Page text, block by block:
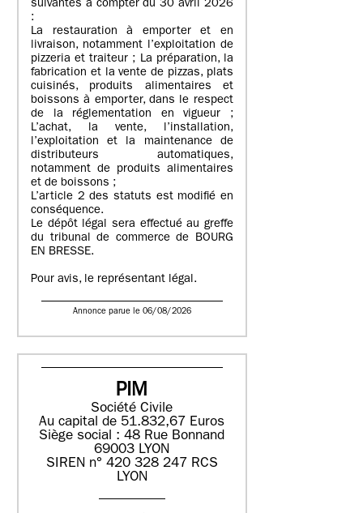
suivantes à compter du 30 avril 2026
:
La restauration à emporter et en
livraison, notamment l’exploitation de
pizzeria et traiteur ; La préparation, la
fabrication et la vente de pizzas, plats
cuisinés, produits alimentaires et
boissons à emporter, dans le respect
de la réglementation en vigueur ;
L’achat, la vente, l’installation,
l’exploitation et la maintenance de
distributeurs automatiques,
notamment de produits alimentaires
et de boissons ;
L’article 2 des statuts est modifié en
conséquence.
Le dépôt légal sera effectué au greffe
du tribunal de commerce de BOURG
EN BRESSE.
Pour avis, le représentant légal.
Annonce parue le 06/08/2026
PIM
Société Civile
Au capital de 51.832,67 Euros
Siège social : 48 Rue Bonnand
69003 LYON
SIREN n° 420 328 247 RCS
LYON